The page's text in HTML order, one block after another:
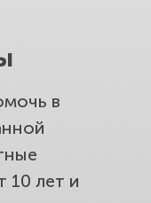
в
10 лет и